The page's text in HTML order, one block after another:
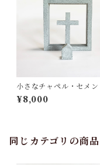
小さなチャペル・セメン
¥8,000
同じカテゴリの商品